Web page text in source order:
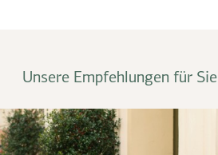
Unsere Empfehlungen für Sie